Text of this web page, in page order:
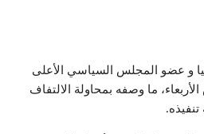
و عضو المجلس السياسي الأعلى
ما وصفه بمحاولة الالتفاف